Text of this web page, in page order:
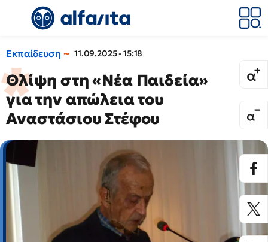
Εκπαίδευση 11.09.2025 - 15:18
Θλίψη στη «Νέα Παιδεία»
για την απώλεια του
Αναστάσιου Στέφου